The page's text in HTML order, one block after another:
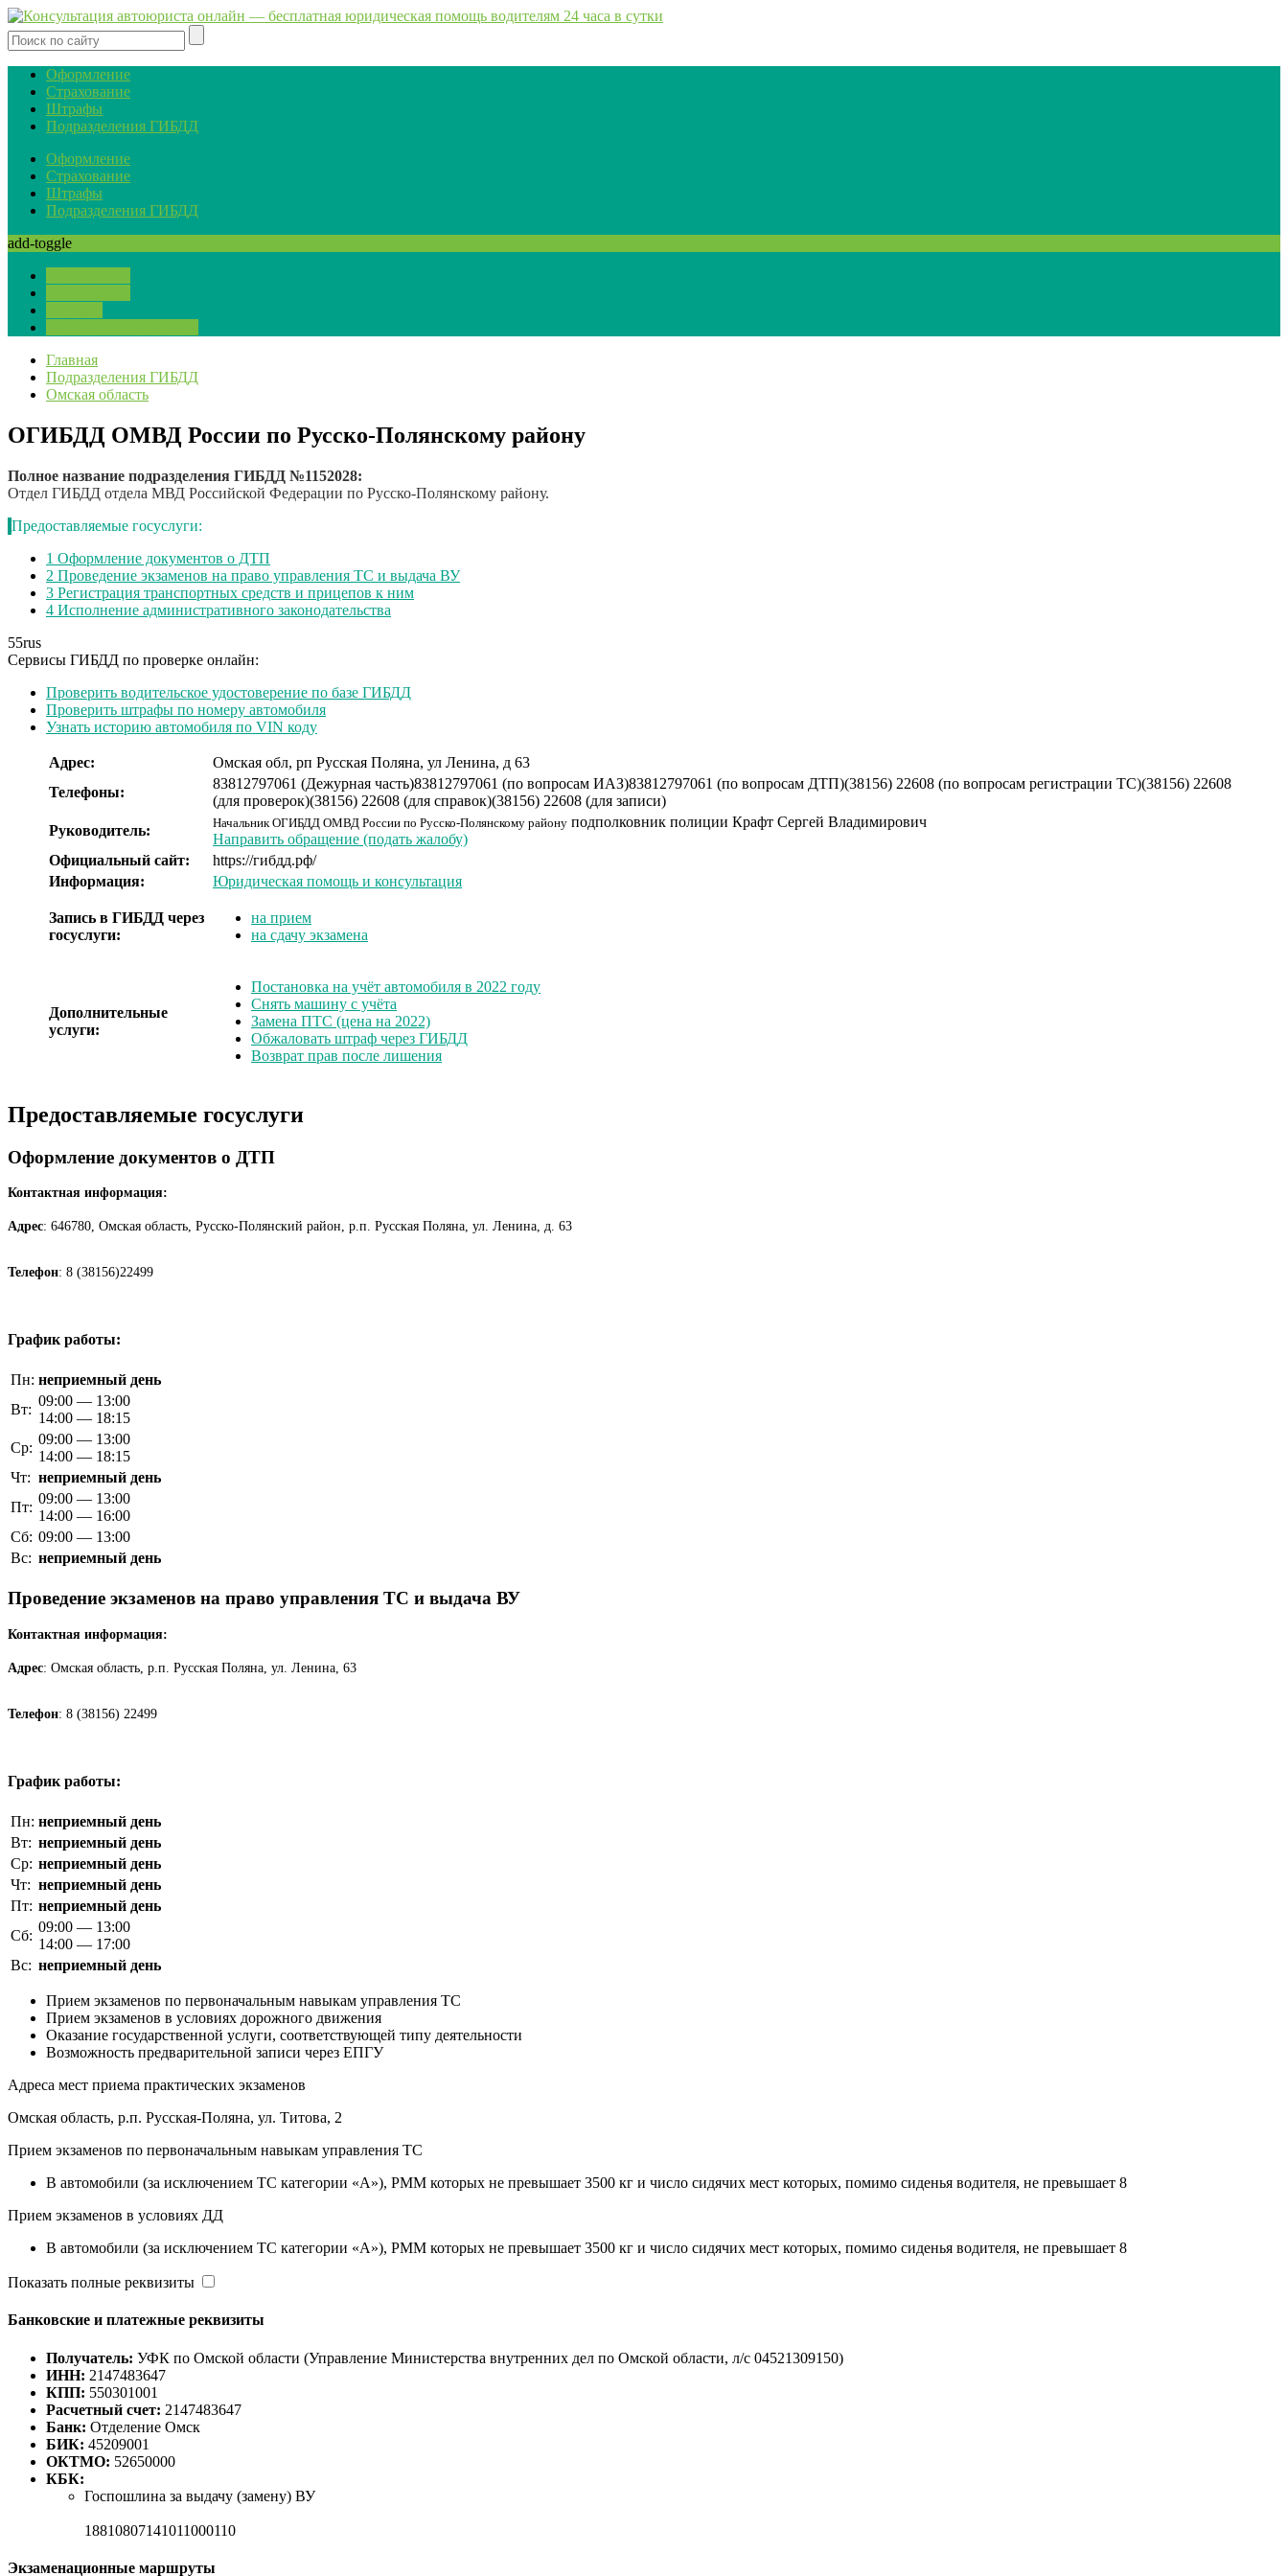
Оформление
Страхование
Штрафы
Подразделения ГИБДД
Оформление
Страхование
Штрафы
Подразделения ГИБДД
add-toggle
Главная
Подразделения ГИБДД
Омская область
ОГИБДД ОМВД России по Русско-Полянскому району
Полное название подразделения ГИБДД №1152028:
Отдел ГИБДД отдела МВД Российской Федерации по Русско-Полянскому району.
Предоставляемые госуслуги:
1 Оформление документов о ДТП
2 Проведение экзаменов на право управления ТС и выдача ВУ
3 Регистрация транспортных средств и прицепов к ним
4 Исполнение административного законодательства
55rus
Сервисы ГИБДД по проверке онлайн:
Проверить водительское удостоверение по базе ГИБДД
Проверить штрафы по номеру автомобиля
Узнать историю автомобиля по VIN коду
Адрес:
Омская обл, рп Русская Поляна, ул Ленина, д 63
Телефоны:
83812797061 (Дежурная часть)83812797061 (по вопросам ИАЗ)83812797061 (по вопросам ДТП)(38156) 22608 (по вопросам регистрации ТС)(38156) 22608
(для проверок)(38156) 22608 (для справок)(38156) 22608 (для записи)
Руководитель:
Начальник ОГИБДД ОМВД России по Русско-Полянскому району подполковник полиции Крафт Сергей Владимирович
Направить обращение (подать жалобу)
Официальный сайт:
https://гибдд.рф/
Информация:
Юридическая помощь и консультация
Запись в ГИБДД через
госуслуги:
на прием
на сдачу экзамена
Дополнительные
услуги:
Постановка на учёт автомобиля в 2022 году
Снять машину с учёта
Замена ПТС (цена на 2022)
Обжаловать штраф через ГИБДД
Возврат прав после лишения
Предоставляемые госуслуги
Оформление документов о ДТП
Контактная информация:
Адрес: 646780, Омская область, Русско-Полянский район, р.п. Русская Поляна, ул. Ленина, д. 63
Телефон: 8 (38156)22499
График работы:
Пн: неприемный день
Вт:
09:00 — 13:00
14:00 — 18:15
Ср:
09:00 — 13:00
14:00 — 18:15
Чт: неприемный день
Пт:
09:00 — 13:00
14:00 — 16:00
Сб: 09:00 — 13:00
Вс: неприемный день
Проведение экзаменов на право управления ТС и выдача ВУ
Контактная информация:
Адрес: Омская область, р.п. Русская Поляна, ул. Ленина, 63
Телефон: 8 (38156) 22499
График работы:
Пн: неприемный день
Вт: неприемный день
Ср: неприемный день
Чт: неприемный день
Пт: неприемный день
Сб:
09:00 — 13:00
14:00 — 17:00
Вс: неприемный день
Прием экзаменов по первоначальным навыкам управления ТС
Прием экзаменов в условиях дорожного движения
Оказание государственной услуги, соответствующей типу деятельности
Возможность предварительной записи через ЕПГУ
Адреса мест приема практических экзаменов
Омская область, р.п. Русская-Поляна, ул. Титова, 2
Прием экзаменов по первоначальным навыкам управления ТС
B автомобили (за исключением ТС категории «A»), РММ которых не превышает 3500 кг и число сидячих мест которых, помимо сиденья водителя, не превышает 8
Прием экзаменов в условиях ДД
B автомобили (за исключением ТС категории «A»), РММ которых не превышает 3500 кг и число сидячих мест которых, помимо сиденья водителя, не превышает 8
Показать полные реквизиты
Банковские и платежные реквизиты
Получатель: УФК по Омской области (Управление Министерства внутренних дел по Омской области, л/с 04521309150)
ИНН: 2147483647
КПП: 550301001
Расчетный счет: 2147483647
Банк: Отделение Омск
БИК: 45209001
ОКТМО: 52650000
КБК:
Госпошлина за выдачу (замену) ВУ
18810807141011000110
Экзаменационные маршруты